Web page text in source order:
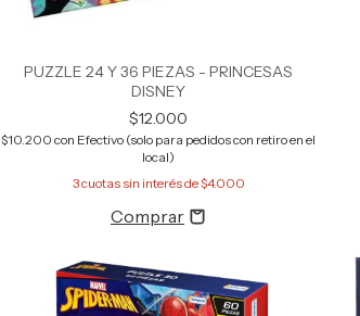
PUZZLE 24 Y 36 PIEZAS - PRINCESAS
DISNEY
$12.000
$10.200 con Efectivo (solo para pedidos con retiro en el
local)
3cuotas sin interés de$4.000